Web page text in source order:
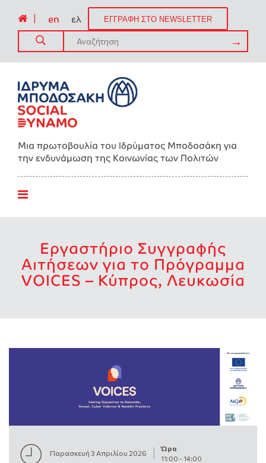
en ελ ΕΓΓΡΑΦΗ ΣΤΟ NEWSLETTER
Μια πρωτοβουλία του Ιδρύματος Μποδοσάκη για
την ενδυνάμωση της Kοινωνίας των Πολιτών
Εργαστήριο Συγγραφής
Αιτήσεων για το Πρόγραμμα
VOICES – Κύπρος, Λευκωσία
Παρασκευή 3 Απριλίου 2026
Ώρα
11:00 -14:00